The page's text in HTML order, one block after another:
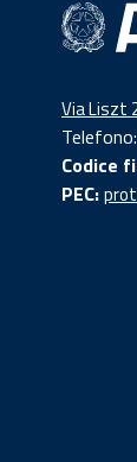
Via Liszt
Codice
PEC: